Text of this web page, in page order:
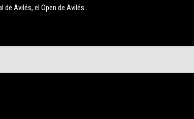
de Avilés, el Open de Avilés…